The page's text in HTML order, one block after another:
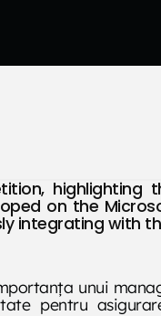
highlighting
on the
integrating with
unui
pentru